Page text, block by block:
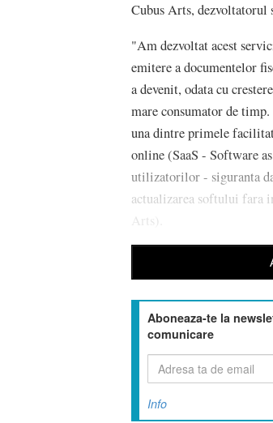
Cubus Arts,
"Am dezvoltat acest
emitere a documentelor
a devenit, odata cu
mare consumator de
una dintre primele
online (SaaS - Software
utilizatorilor - siguranta
actualizarea softului fara
Arts).
Aboneaza-te la
comunicare
Info